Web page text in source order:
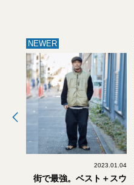
NEWER
2023.01.04
街で最強。ベスト＋スウ